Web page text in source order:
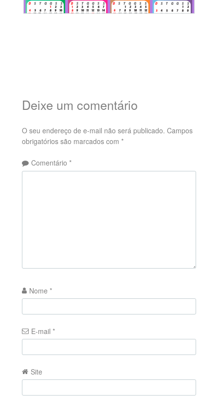
Deixe um comentário
O seu endereço de e-mail não será publicado. Campos
obrigatórios são marcados com *
Comentário *
Nome *
E-mail *
Site